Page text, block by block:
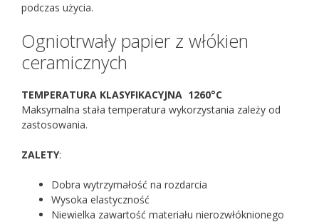
podczas użycia.
Ogniotrwały papier z włókien
ceramicznych
TEMPERATURA KLASYFIKACYJNA 1260°C
Maksymalna stała temperatura wykorzystania zależy od
zastosowania.
ZALETY:
Dobra wytrzymałość na rozdarcia
Wysoka elastyczność
Niewielka zawartość materiału nierozwłóknionego